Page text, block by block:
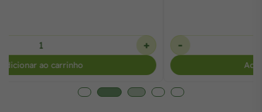
Adicionar ao carrinho